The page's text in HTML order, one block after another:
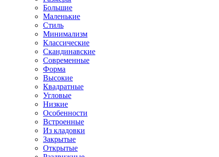
Большие
Маленькие
Стиль
Минимализм
Классические
Скандинавские
Современные
Форма
Высокие
Квадратные
Угловые
Низкие
Особенности
Встроенные
Из кладовки
Закрытые
Открытые